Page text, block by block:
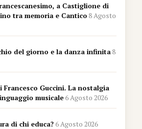
a Castiglione di
tra memoria e Cantico8 Agosto
del giorno e la danza infinita8
Francesco Guccini. La nostalgia
musicale6 Agosto 2026
di chi educa?6 Agosto 2026